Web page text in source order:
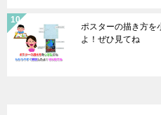
ポスターの描き方を
よ！ぜひ見てね